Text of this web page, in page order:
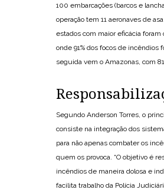
100 embarcações (barcos e
operação tem 11 aeronaves de
estados com maior eficácia foram
onde 91% dos focos de incêndios
seguida vem o Amazonas, com
Segundo Anderson Torres, o
consiste na integração dos
para não apenas combater os
quem os provoca. “O objetivo é
incêndios de maneira dolosa e
facilita trabalho da Polícia